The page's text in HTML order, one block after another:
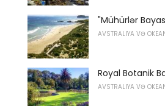
"Mühürlər
AVSTRALIYA VƏ
Royal Botanik
AVSTRALIYA VƏ